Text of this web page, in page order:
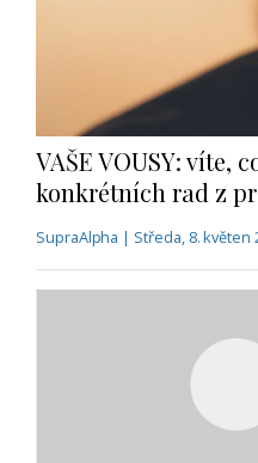
VAŠE VOUSY: víte,
konkrétních rad z
SupraAlpha | Středa, 8. květen